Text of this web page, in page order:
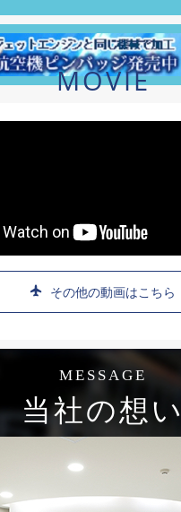
MOVIE
その他の動画はこちら
MESSAGE
当社の想い